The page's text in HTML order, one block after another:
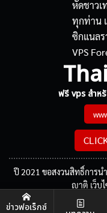
ฟรี vps สำห
ปี 2021 ขอสงวนสิทธิ์การน
ญาติ เว็บไ
ข่าวฟอเร็กซ์